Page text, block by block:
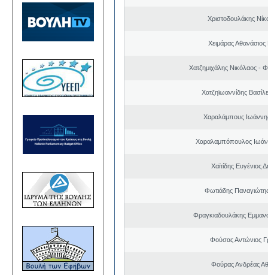
Χριστοδουλάκης
Χειμάρας
Χατζημιχάλης Νικόλαος -
Χατζηϊωαννίδης
Χαραλάμπους
Χαραλαμπόπουλος
Χαϊτίδης Ευγένιος
Φωτιάδης
Φραγκιαδουλάκης
Φούσας Αντώνιος
Φούρας Ανδρέας